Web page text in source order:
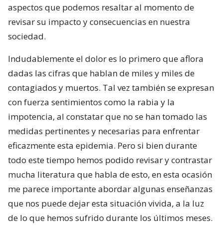
aspectos que podemos resaltar al momento de
revisar su impacto y consecuencias en nuestra
sociedad.
Indudablemente el dolor es lo primero que aflora
dadas las cifras que hablan de miles y miles de
contagiados y muertos. Tal vez también se expresan
con fuerza sentimientos como la rabia y la
impotencia, al constatar que no se han tomado las
medidas pertinentes y necesarias para enfrentar
eficazmente esta epidemia. Pero si bien durante
todo este tiempo hemos podido revisar y contrastar
mucha literatura que habla de esto, en esta ocasión
me parece importante abordar algunas enseñanzas
que nos puede dejar esta situación vivida, a la luz
de lo que hemos sufrido durante los últimos meses.